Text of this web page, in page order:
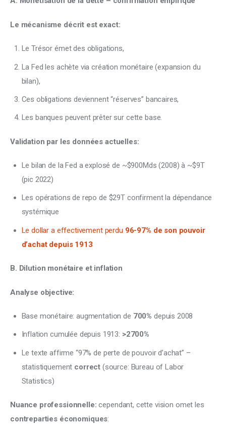
Le mécanisme décrit est exact:
Le Trésor émet des obligations,
La Fed les achète via création monétaire (expansion du
bilan),
Ces obligations deviennent “réserves” bancaires,
Les banques peuvent prêter sur cette base.
Validation par les données actuelles:
Le bilan de la Fed a explosé de ~$900Mds (2008) à ~$9T
(pic 2022)
Les opérations de repo de $29T confirment la dépendance
systémique
Le dollar a effectivement perdu 96-97% de son pouvoir
d’achat depuis 1913
B. Dilution monétaire et inflation
Analyse objective:
Base monétaire: augmentation de 700% depuis 2008
Inflation cumulée depuis 1913: >2700%
Le texte affirme “97% de perte de pouvoir d’achat” –
statistiquement correct (source: Bureau of Labor
Statistics)
Nuance professionnelle: cependant, cette vision omet les
contreparties économiques: